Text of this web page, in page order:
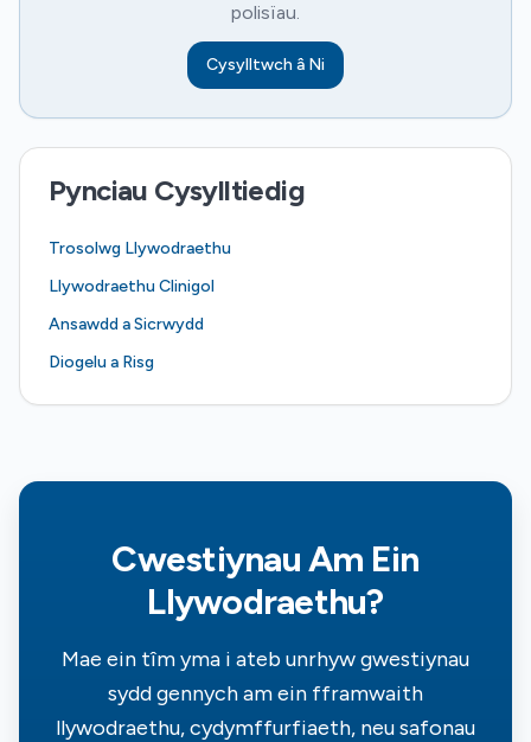
polisïau.
Cysylltwch â Ni
Pynciau Cysylltiedig
Trosolwg Llywodraethu
Llywodraethu Clinigol
Ansawdd a Sicrwydd
Diogelu a Risg
Cwestiynau Am Ein
Llywodraethu?
Mae ein tîm yma i ateb unrhyw gwestiynau
sydd gennych am ein fframwaith
llywodraethu, cydymffurfiaeth, neu safonau